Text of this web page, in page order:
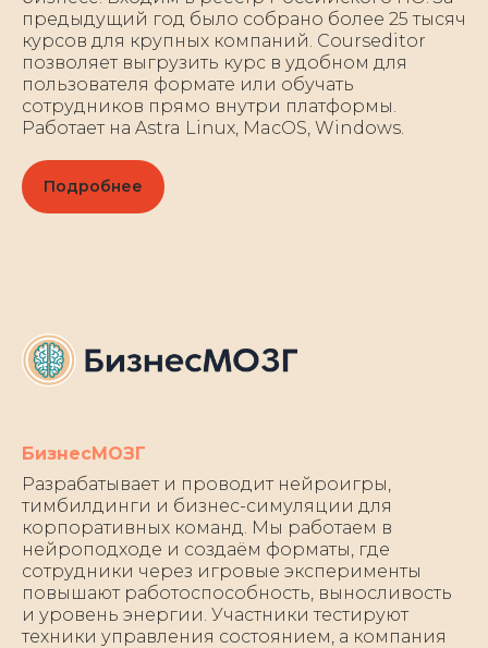
предыдущий год было собрано более 25 тысяч
курсов для крупных компаний. Courseditor
позволяет выгрузить курс в удобном для
пользователя формате или обучать
сотрудников прямо внутри платформы.
Работает на Astra Linux, MacOS, Windows.
Подробнее
БизнесМОЗГ
Разрабатывает и проводит нейроигры,
тимбилдинги и бизнес-симуляции для
корпоративных команд. Мы работаем в
нейроподходе и создаём форматы, где
сотрудники через игровые эксперименты
повышают работоспособность, выносливость
и уровень энергии. Участники тестируют
техники управления состоянием, а компания